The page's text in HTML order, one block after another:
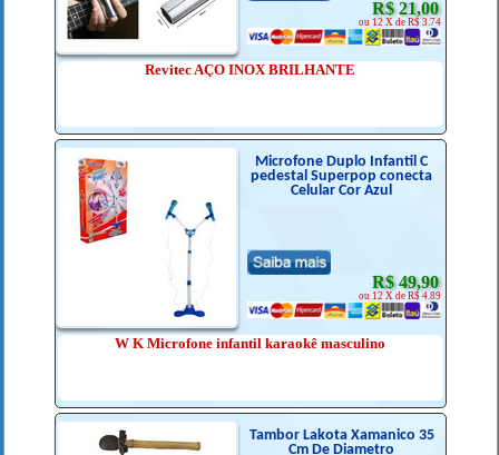
R$ 21,00
ou 12 X de R$ 3.74
Revitec AÇO INOX BRILHANTE
Microfone Duplo Infantil C
pedestal Superpop conecta
Celular Cor Azul
R$ 49,90
ou 12 X de R$ 4.89
W K Microfone infantil karaokê masculino
Tambor Lakota Xamanico 35
Cm De Diametro